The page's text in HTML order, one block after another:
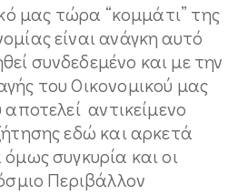
μας τώρα “κομμάτι” της
είναι ανάγκη αυτό
συνδεδεμένο και με την
του Oικονομικού μας
αντικείμενο
εδώ και αρκετά
συγκυρία και οι
Περιβάλλον